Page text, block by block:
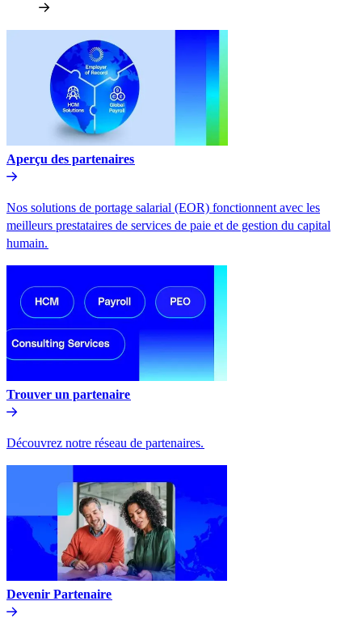
Aperçu des partenaires​​
Nos solutions de portage salarial (EOR) fonctionnent avec les
meilleurs prestataires de services de paie et de gestion du capital
humain.​​
Trouver un partenaire​​
Découvrez notre réseau de partenaires.​​
Devenir Partenaire​​